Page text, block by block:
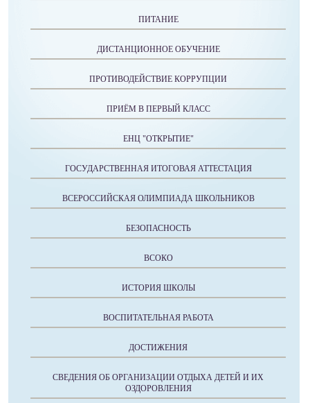
ПИТАНИЕ
ДИСТАНЦИОННОЕ ОБУЧЕНИЕ
ПРОТИВОДЕЙСТВИЕ КОРРУПЦИИ
ПРИЁМ В ПЕРВЫЙ КЛАСС
ЕНЦ "ОТКРЫТИЕ"
ГОСУДАРСТВЕННАЯ ИТОГОВАЯ АТТЕСТАЦИЯ
ВСЕРОССИЙСКАЯ ОЛИМПИАДА ШКОЛЬНИКОВ
БЕЗОПАСНОСТЬ
ВСОКО
ИСТОРИЯ ШКОЛЫ
ВОСПИТАТЕЛЬНАЯ РАБОТА
ДОСТИЖЕНИЯ
СВЕДЕНИЯ ОБ ОРГАНИЗАЦИИ ОТДЫХА ДЕТЕЙ И ИХ
ОЗДОРОВЛЕНИЯ